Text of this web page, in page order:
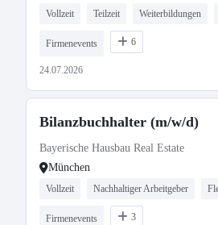
Vollzeit Teilzeit Weiterbildungen
Firmenevents 6
24.07.2026
Bilanzbuchhalter (m/w/d)
Bayerische Hausbau Real Estate
München
Vollzeit Nachhaltiger Arbeitgeber
Firmenevents 3